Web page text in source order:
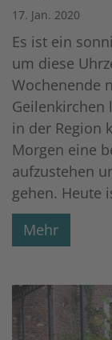
17. Jan. 2020
Es ist ein
um diese
Wochenende
Geilenkirchen
in der Region
Morgen eine
aufzustehen
gehen. Heute
Mehr